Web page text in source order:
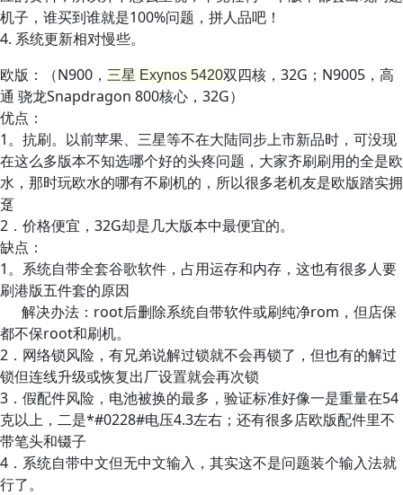
机子，谁买到谁就是100%问题，拼人品吧！
4. 系统更新相对慢些。
欧版：（N900， 三星 Exynos 5420双四核，32G； N9005， 高
通 骁龙Snapdragon 800核心 ，32G）
优点：
1。抗刷。以前苹果、三星等不在大陆同步上市新品时，可没现
在这么多版本不知选哪个好的头疼问题，大家齐刷刷用的全是欧
水，那时玩欧水的哪有不刷机的，所以很多老机友是欧版踏实拥
趸
2．价格便宜，32G却是几大版本中最便宜的。
缺点：
1。系统自带全套谷歌软件，占用运存和内存，这也有很多人要
刷港版五件套的原因
解决办法：root后删除系统自带软件或刷纯净rom，但店保
都不保root和刷机。
2．网络锁风险，有兄弟说解过锁就不会再锁了，但也有的解过
锁但连线升级或恢复出厂设置就会再次锁
3．假配件风险，电池被换的最多，验证标准好像一是重量在54
克以上，二是*#0228#电压4.3左右；还有很多店欧版配件里不
带笔头和镊子
4．系统自带中文但无中文输入，其实这不是问题装个输入法就
行了。